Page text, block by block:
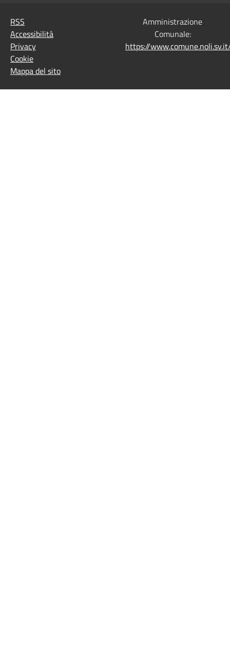
RSS
Accessibilità
Privacy
Cookie
Mappa del sito
Amministrazione
Comunale:
https://